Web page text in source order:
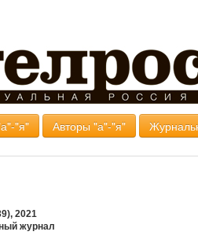
"я" Авторы "а"-"я"
2021
журнал